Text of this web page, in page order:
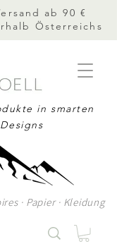
ab 90 €
Österreichs
· Papier · Kleidung
in smarten